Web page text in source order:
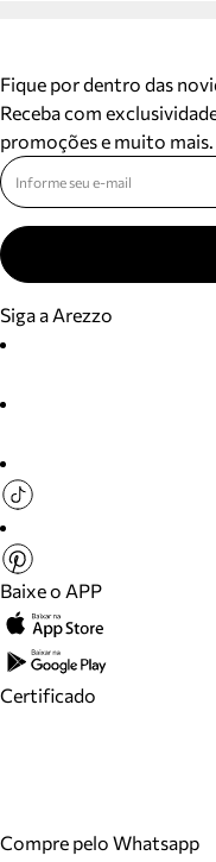
Fique por dentro das
Receba com
promoções e muito mais.
Siga a Arezzo
Baixe o APP
Certificado
Compre pelo Whatsapp